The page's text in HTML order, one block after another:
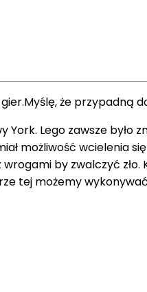
że przypadną
York. Lego zawsze
możliwość
by zwalczyć
tej możemy